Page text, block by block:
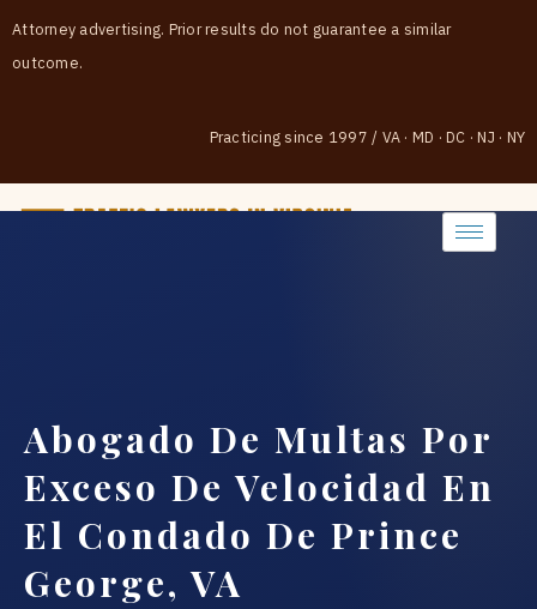
Attorney advertising. Prior results do not guarantee a similar
outcome.
Practicing since 1997 / VA · MD · DC · NJ · NY
Abogado De Multas Por
Exceso De Velocidad En
El Condado De Prince
George, VA